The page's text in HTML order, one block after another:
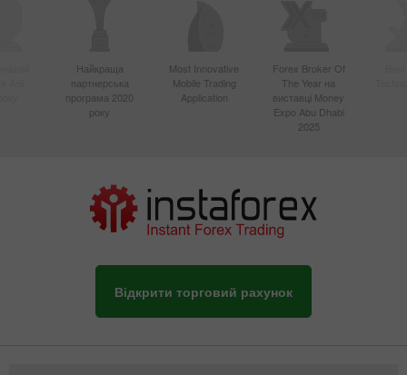
Найкраща
партнерська
програма 2020
року
Most Innovative
Mobile Trading
Application
Forex Broker Of
The Year на
виставці Money
Expo Abu Dhabi
2025
Відкрити торговий рахунок